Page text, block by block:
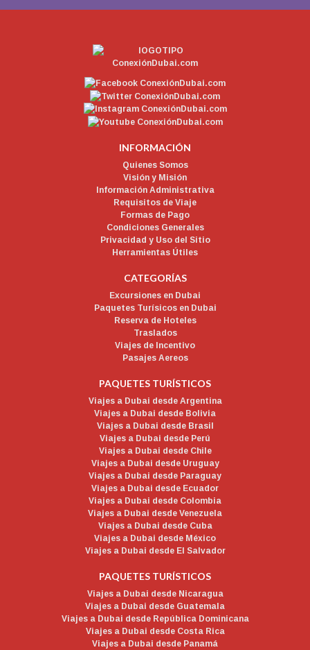
INFORMACIÓN
Quienes Somos
Visión y Misión
Información Administrativa
Requisitos de Viaje
Formas de Pago
Condiciones Generales
Privacidad y Uso del Sitio
Herramientas Útiles
CATEGORÍAS
Excursiones en Dubai
Paquetes Turísicos en Dubai
Reserva de Hoteles
Traslados
Viajes de Incentivo
Pasajes Aereos
PAQUETES TURÍSTICOS
Viajes a Dubai desde Argentina
Viajes a Dubai desde Bolivia
Viajes a Dubai desde Brasil
Viajes a Dubai desde Perú
Viajes a Dubai desde Chile
Viajes a Dubai desde Uruguay
Viajes a Dubai desde Paraguay
Viajes a Dubai desde Ecuador
Viajes a Dubai desde Colombia
Viajes a Dubai desde Venezuela
Viajes a Dubai desde Cuba
Viajes a Dubai desde México
Viajes a Dubai desde El Salvador
PAQUETES TURÍSTICOS
Viajes a Dubai desde Nicaragua
Viajes a Dubai desde Guatemala
Viajes a Dubai desde República Dominicana
Viajes a Dubai desde Costa Rica
Viajes a Dubai desde Panamá